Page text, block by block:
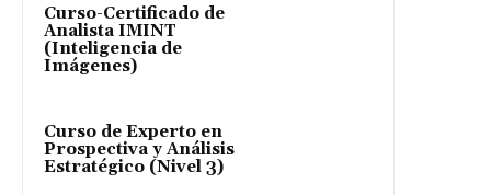
Curso-Certificado de
Analista IMINT
(Inteligencia de
Imágenes)
Curso de Experto en
Prospectiva y Análisis
Estratégico (Nivel 3)